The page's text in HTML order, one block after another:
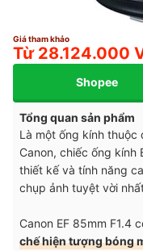
Giá tham khảo
Từ 28.124.000
Shopee
Tổng quan sản phẩm
Là một ống kính thuộc
Canon, chiếc ống kính
thiết kế và tính năng
chụp ảnh tuyệt vời
Canon EF 85mm F1.4
chế hiện tượng bóng